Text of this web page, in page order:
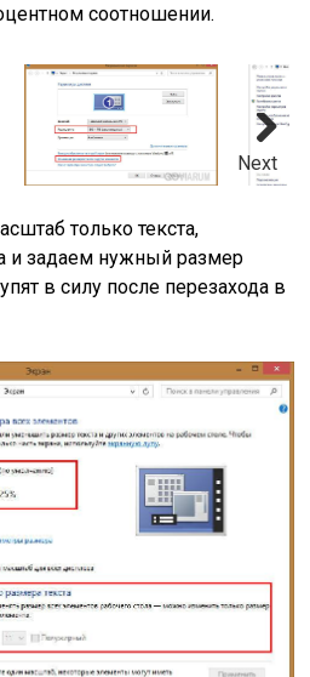
соотношении.
Next
только текста,
и задаем нужный размер
в силу после перезахода в